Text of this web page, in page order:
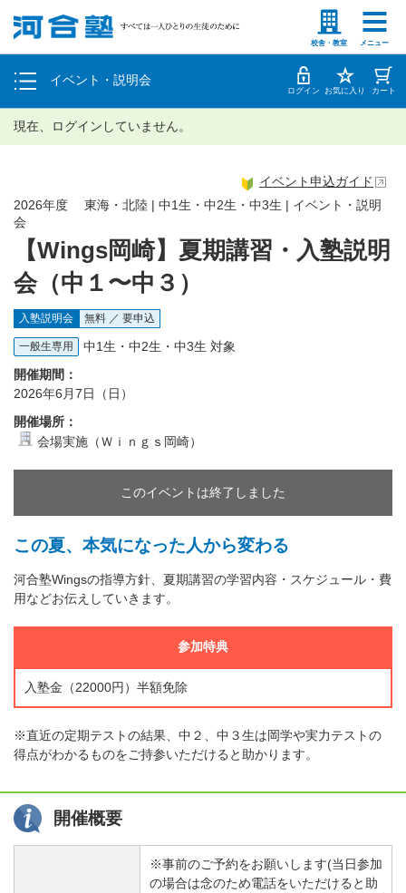
校舎・教室 メニュー
塾生の方 高等学校の先生
イベント・説明会
個別相談
体験授業 ログイン お気に入り カート
現在、ログインしていません。
【Wings岡崎】夏期講習・入塾説明
会（中１〜中３）
2026年度 東海・北陸 | 中1生・中2生・中3生 | イベント・説明
会
イベント申込ガイド
入塾説明会 無料 ／ 要申込
一般生専用
中1生・中2生・中3生 対象
開催期間：
2026年6月7日（日）
開催場所：
会場実施（Ｗｉｎｇｓ岡崎）
このイベントは終了しました
この夏、本気になった人から変わる
河合塾Wingsの指導方針、夏期講習の学習内容・スケジュール・費
用などお伝えしていきます。
参加特典
入塾金（22000円）半額免除
※直近の定期テストの結果、中２、中３生は岡学や実力テストの
得点がわかるものをご持参いただけると助かります。
開催概要
※事前のご予約をお願いします(当日参加
の場合は念のため電話をいただけると助